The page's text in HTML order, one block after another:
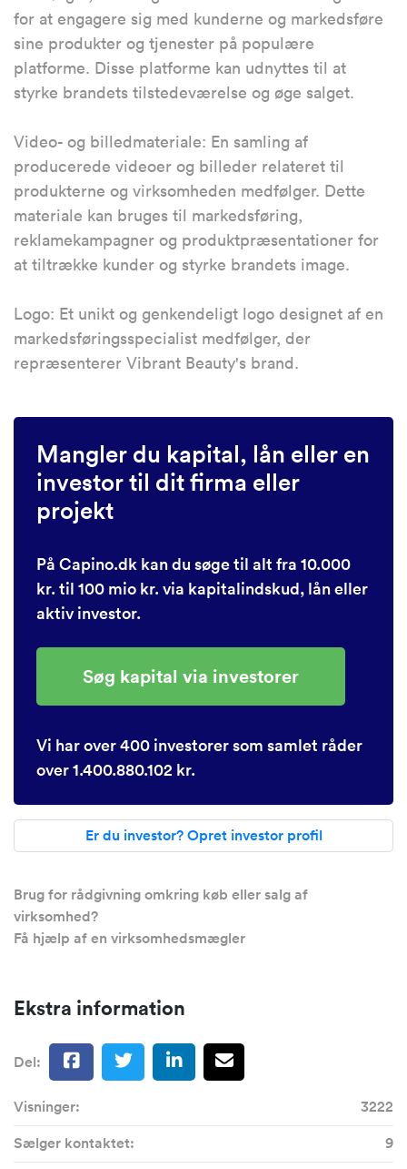
for at engagere sig med kunderne og markedsføre
sine produkter og tjenester på populære
platforme. Disse platforme kan udnyttes til at
styrke brandets tilstedeværelse og øge salget.
Video- og billedmateriale: En samling af
producerede videoer og billeder relateret til
produkterne og virksomheden medfølger. Dette
materiale kan bruges til markedsføring,
reklamekampagner og produktpræsentationer for
at tiltrække kunder og styrke brandets image.
Logo: Et unikt og genkendeligt logo designet af en
markedsføringsspecialist medfølger, der
repræsenterer Vibrant Beauty's brand.
Mangler du kapital, lån eller en
investor til dit firma eller
projekt
På Capino.dk kan du søge til alt fra 10.000
kr. til 100 mio kr. via kapitalindskud, lån eller
aktiv investor.
Søg kapital via investorer
Vi har over 400 investorer som samlet råder
over 1.400.880.102 kr.
Er du investor? Opret investor profil
Brug for rådgivning omkring køb eller salg af
virksomhed?
Få hjælp af en virksomhedsmægler
Ekstra information
Del:
Visninger:
3222
Sælger kontaktet:
9